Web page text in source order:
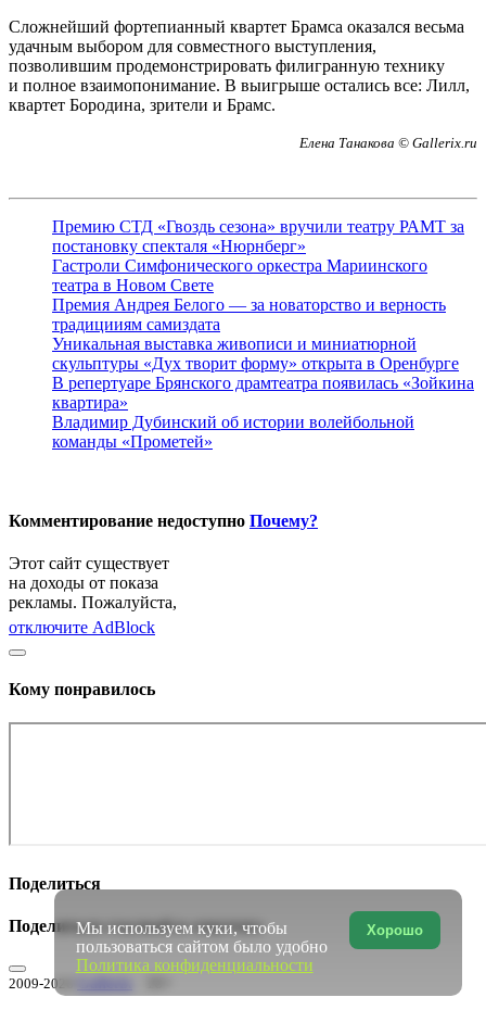
Сложнейший фортепианный квартет Брамса оказался весьма
удачным выбором для совместного выступления,
позволившим продемонстрировать филигранную технику
и полное взаимопонимание. В выигрыше остались все: Лилл,
квартет Бородина, зрители и Брамс.
Елена Танакова © Gallerix.ru
Премию СТД «Гвоздь сезона» вручили театру РАМТ за
постановку спекталя «Нюрнберг»
Гастроли Симфонического оркестра Мариинского
театра в Новом Свете
Премия Андрея Белого — за новаторство и верность
традицииям самиздата
Уникальная выставка живописи и миниатюрной
скульптуры «Дух творит форму» открыта в Оренбурге
В репертуаре Брянского драмтеатра появилась «Зойкина
квартира»
Владимир Дубинский об истории волейбольной
команды «Прометей»
Комментирование недоступно Почему?
Этот сайт существует
на доходы от показа
рекламы. Пожалуйста,
отключите AdBlock
Кому понравилось
Поделиться
Поделиться ссылкой в соцсетях:
2009-2026 Gallerix
Хорошо
Мы используем куки, чтобы
пользоваться сайтом было удобно
Политика конфиденциальности